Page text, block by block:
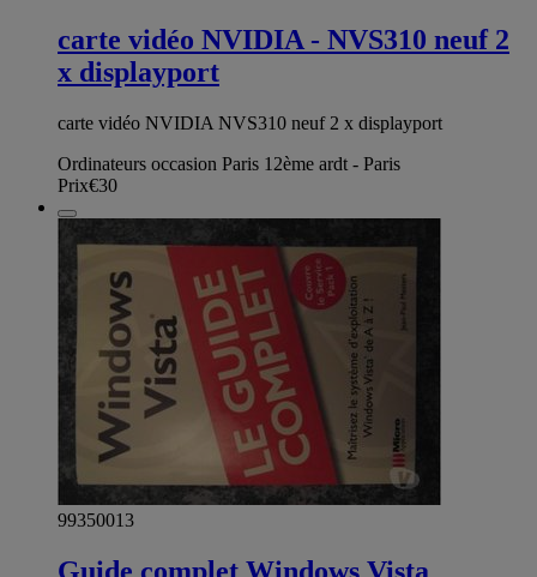
carte vidéo NVIDIA - NVS310 neuf 2
x displayport
carte vidéo NVIDIA NVS310 neuf 2 x displayport
Ordinateurs occasion Paris 12ème ardt - Paris
Prix€30
99350013
Guide complet Windows Vista